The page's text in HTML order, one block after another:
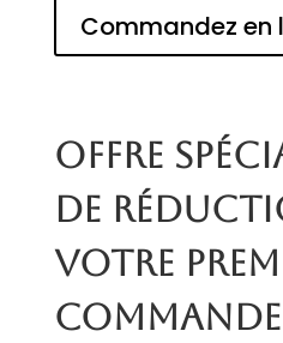
Commandez en
Offre
de
votre
commande